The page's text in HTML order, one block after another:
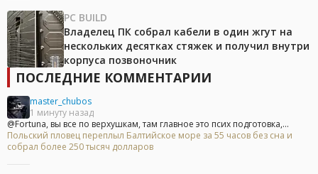
PC BUILD
Владелец ПК собрал кабели в один жгут на
нескольких десятках стяжек и получил внутри
корпуса позвоночник
ПОСЛЕДНИЕ КОММЕНТАРИИ
master_chubos
1 минуту назад
@Fortuna, вы все по верхушкам, там главное это псих подготовка,...
Польский пловец переплыл Балтийское море за 55 часов без сна и
собрал более 250 тысяч долларов